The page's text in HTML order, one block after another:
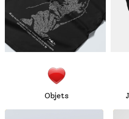
Objets